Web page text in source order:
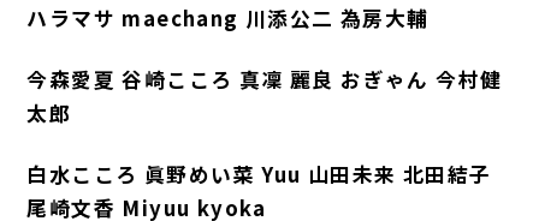
ハラマサ maechang 川添公二為房大輔
今森愛夏 谷崎こころ 真凜 麗良 おぎゃん 今村健
太郎
白水こころ 眞野めい菜 Yuu 山田未来 北田結子
尾崎文香 Miyuu kyoka